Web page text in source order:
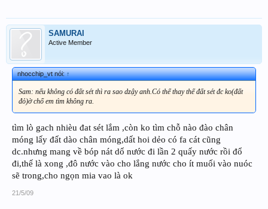
SAMURAI
Active Member
nhocchip_vt nói:↑
Sam: nếu không có đất sét thì ra sao dzậy anh.Có thể thay thế đất sét đc ko(đất
đỏ)ờ chổ em tìm không ra.
tìm lò gach nhièu đat sét lắm ,còn ko tìm chỗ nào đào chân
móng lấy đất dào chân móng,dất hoi dẻo có fa cát cũng
dc.nhưng mang về bóp nát dổ nước đi lần 2 quấy nước rồi đổ
đi,thế là xong ,đô nước vào cho lắng nước cho ít muối vào nuóc
sẽ trong,cho ngọn mia vao là ok
21/5/09